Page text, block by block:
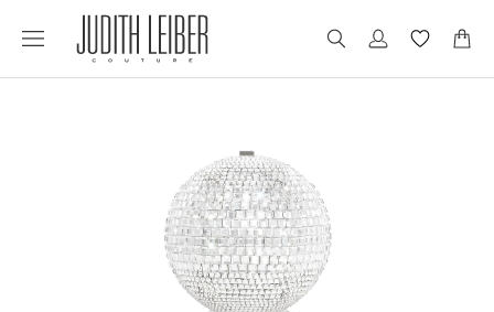
to
to